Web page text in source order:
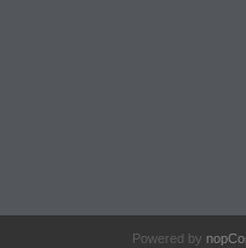
Powered by